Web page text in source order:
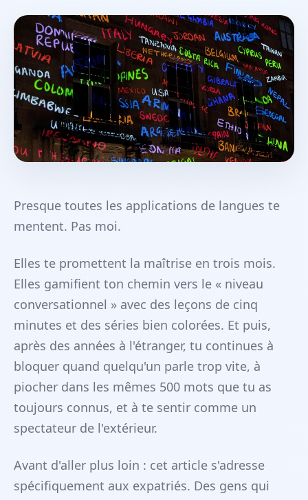
Presque toutes les applications de langues te
mentent. Pas moi.
Elles te promettent la maîtrise en trois mois.
Elles gamifient ton chemin vers le « niveau
conversationnel » avec des leçons de cinq
minutes et des séries bien colorées. Et puis,
après des années à l'étranger, tu continues à
bloquer quand quelqu'un parle trop vite, à
piocher dans les mêmes 500 mots que tu as
toujours connus, et à te sentir comme un
spectateur de l'extérieur.
Avant d'aller plus loin : cet article s'adresse
spécifiquement aux expatriés. Des gens qui